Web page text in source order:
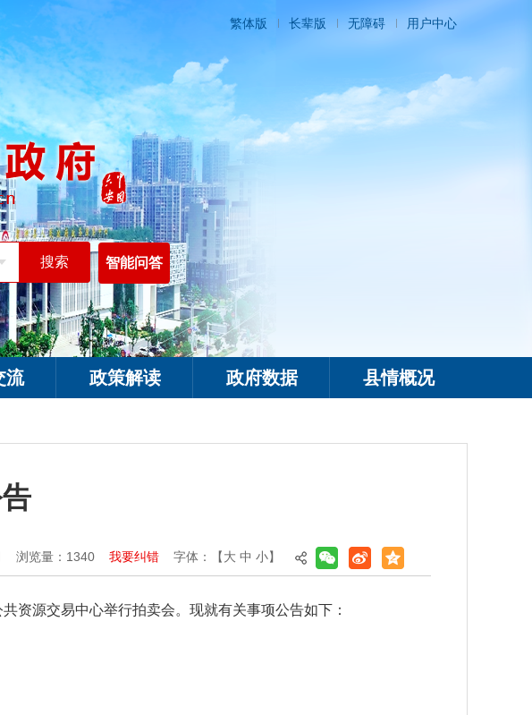
繁体版 长辈版 无障碍 用户中心
智能问答
流 政策解读 政府数据 县情概况
浏览量： 1340 我要纠错 字体：【大 中 小】
资源交易中心举行拍卖会。现就有关事项公告如下：